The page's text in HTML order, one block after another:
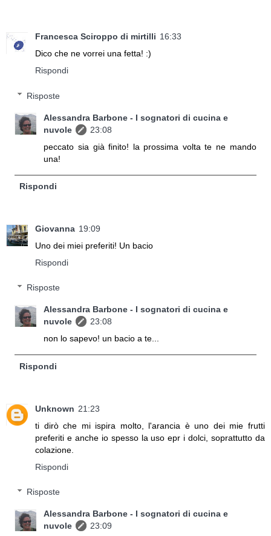
Francesca Sciroppo di mirtilli 16:33
Dico che ne vorrei una fetta! :)
Rispondi
Risposte
Alessandra Barbone - I sognatori di cucina e
nuvole
23:08
peccato sia già finito! la prossima volta te ne mando
una!
Rispondi
Giovanna 19:09
Uno dei miei preferiti! Un bacio
Rispondi
Risposte
Alessandra Barbone - I sognatori di cucina e
nuvole
23:08
non lo sapevo! un bacio a te...
Rispondi
Unknown 21:23
ti dirò che mi ispira molto, l'arancia è uno dei mie frutti
preferiti e anche io spesso la uso epr i dolci, soprattutto da
colazione.
Rispondi
Risposte
Alessandra Barbone - I sognatori di cucina e
nuvole
23:09